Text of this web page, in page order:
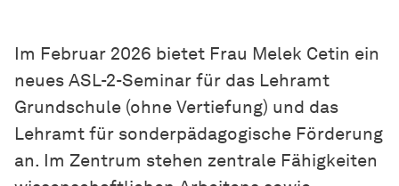
Im Februar 2026 bietet Frau Melek Cetin ein
neues ASL-2-Seminar für das Lehramt
Grundschule (ohne Vertiefung) und das
Lehramt für sonderpädagogische Förderung
an. Im Zentrum stehen zentrale Fähigkeiten